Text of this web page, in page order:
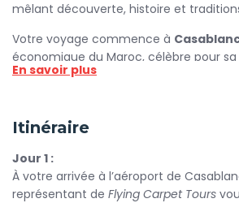
mêlant découverte, histoire et
Votre voyage commence à
économique du Maroc, célèbre pour
Mosquée Hassan II et son mélange
et le Mausolée Mohammed V.
Continuez votre
patrimoine impérial, entourée de
et de portes majestueuses.
En savoir plus
Itinéraire
Jour 1 :
À votre arrivée à l’aéroport de
représentant de Flying Carpet Tours